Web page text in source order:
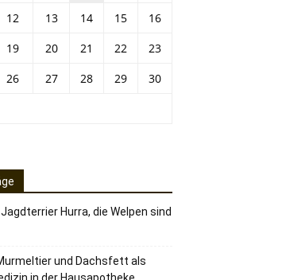
12 13 14 15
16
19 20 21 22
23
26 27 28 29
30
Hurra, die Welpen sind
und Dachsfett als